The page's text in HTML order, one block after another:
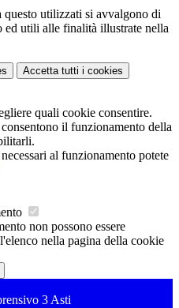
utilizzati si avvalgono di
ed utili alle finalità illustrate nella
Accetta tutti i cookies
quali cookie consentire.
il funzionamento della
al funzionamento potete
non possono essere
nella pagina della cookie
3 Asti